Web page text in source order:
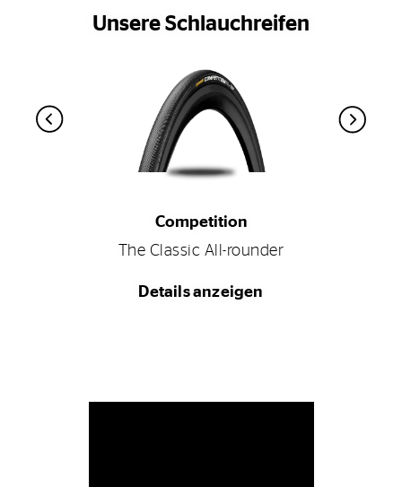
Unsere Schlauchreifen
Competition
The Classic All-rounder
Details anzeigen